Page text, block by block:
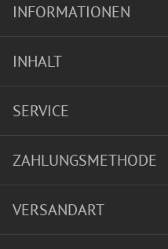
INFORMATIONEN
INHALT
SERVICE
ZAHLUNGSMETHODE
VERSANDART